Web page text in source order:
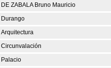
DE ZABALA Bruno Mauricio
Durango
Arquitectura
Circunvalación
Palacio